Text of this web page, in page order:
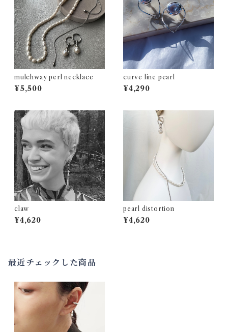
mulchway perl necklace
¥5,500
curve line pearl
¥4,290
claw
¥4,620
pearl distortion
¥4,620
最近チェックした商品